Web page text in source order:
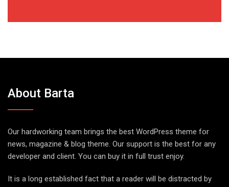
About Barta
Our hardworking team brings the best WordPress theme for
news, magazine & blog theme. Our support is the best for any
developer and client. You can buy it in full trust enjoy.
It is a long established fact that a reader will be distracted by